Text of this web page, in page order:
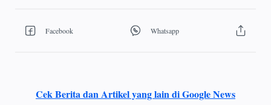
Cek Berita dan Artikel yang lain di Google News